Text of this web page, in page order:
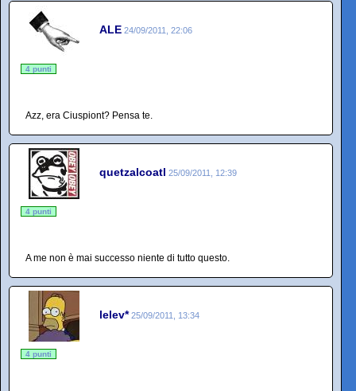
ALE 24/09/2011, 22:06
4 punti
Azz, era Ciuspiont? Pensa te.
quetzalcoatl 25/09/2011, 12:39
4 punti
A me non è mai successo niente di tutto questo.
lelev* 25/09/2011, 13:34
4 punti